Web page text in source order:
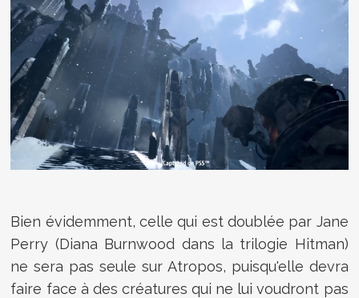
Bien évidemment, celle qui est doublée par Jane
Perry (Diana Burnwood dans la trilogie Hitman)
ne sera pas seule sur Atropos, puisqu'elle devra
faire face à des créatures qui ne lui voudront pas